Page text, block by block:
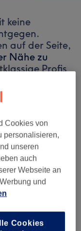
keine
auf der Seite,
Nähe zu
Profis
Cookies von
personalisieren,
unseren
auch
Webseite an
und
Cookies